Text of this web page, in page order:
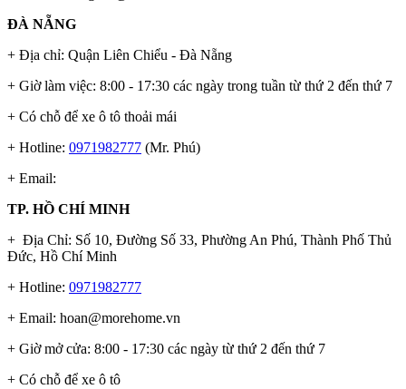
ĐÀ NẴNG
+ Địa chỉ: Quận Liên Chiểu - Đà Nẵng
+ Giờ làm việc: 8:00 - 17:30 các ngày trong tuần từ thứ 2 đến thứ 7
+ Có chỗ để xe ô tô thoải mái
+ Hotline: 0971982777 (Mr. Phú)
+ Email:
TP. HỒ CHÍ MINH
+ Địa Chỉ: Số 10, Đường Số 33, Phường An Phú, Thành Phố Thủ
Đức, Hồ Chí Minh
+ Hotline: 0971982777
+ Email: hoan@morehome.vn
+ Giờ mở cửa: 8:00 - 17:30 các ngày từ thứ 2 đến thứ 7
+ Có chỗ để xe ô tô